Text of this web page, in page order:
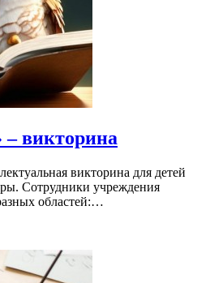
– викторина
викторина для детей
Сотрудники учреждения
областей:…